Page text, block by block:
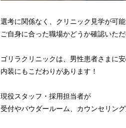
選考に関係なく、クリニック見学が可能
ご自身に合った職場かどうか確認いた
ゴリラクリニックは、男性患者さまに
内装にもこだわりがあります！
現役スタッフ・採用担当者が
受付やパウダールーム、カウンセリン